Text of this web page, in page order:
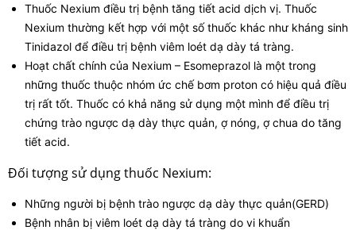
Thuốc Nexium điều trị bệnh tăng tiết acid dịch vị. Thuốc
Nexium thường kết hợp với một số thuốc khác như kháng sinh
Tinidazol để điều trị bệnh viêm loét dạ dày tá tràng.
Hoạt chất chính của Nexium – Esomeprazol là một trong
những thuốc thuộc nhóm ức chế bơm proton có hiệu quả điều
trị rất tốt. Thuốc có khả năng sử dụng một mình để điều trị
chứng trào ngược dạ dày thực quản, ợ nóng, ợ chua do tăng
tiết acid.
Đối tượng sử dụng thuốc Nexium:
Những người bị bệnh trào ngược dạ dày thực quản(GERD)
Bệnh nhân bị viêm loét dạ dày tá tràng do vi khuẩn